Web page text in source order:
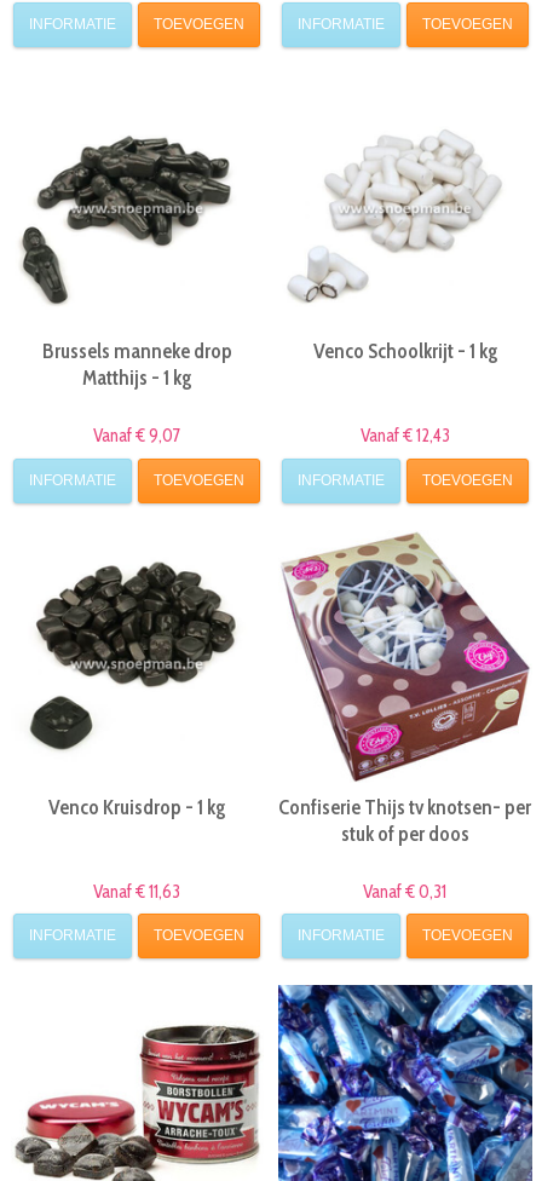
INFORMATIE TOEVOEGEN INFORMATIE TOEVOEGEN
Brussels manneke drop
Matthijs - 1 kg
Vanaf € 9,07
INFORMATIE TOEVOEGEN
Venco Schoolkrijt - 1 kg
Vanaf € 12,43
INFORMATIE TOEVOEGEN
Venco Kruisdrop - 1 kg
Vanaf € 11,63
INFORMATIE TOEVOEGEN
Confiserie Thijs tv knotsen- per
stuk of per doos
Vanaf € 0,31
INFORMATIE TOEVOEGEN